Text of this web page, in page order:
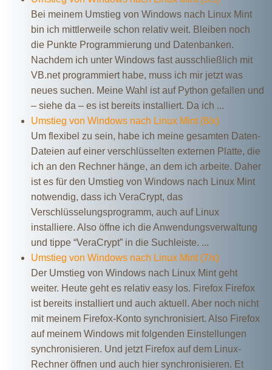
Bei meinem Umstieg von Windows nach Linux Mint
bin ich mittlerweile schon relativ weit. Bleiben noch
die Punkte Programmierung und Datenbanken.
Nachdem ich unter Windows fast ausschließlich mit
VB.net programmiert habe, muss ich mir jetzt was
neues suchen. Meine Wahl ist auf Python gefallen und
– siehe da – es ist bereits installiert. Da ich ...
Umstieg von Windows nach Linux Mint (8/x)
Um flexibel zu sein, habe ich meine gesamten Daten-
Dateien auf einer verschlüsselten externen Platte, die
ich an den Rechner hänge, an dem ich arbeite. Daher
ist es für den Umstieg von Windows nach Linux Mint
notwendig, dass ich VeraCrypt, das
Verschlüsselungsprogramm, auch auf Linux
installiere. Also öffne ich die Anwendungsverwaltung
und tippe “VeraCrypt” in die Suchleiste. ...
Umstieg von Windows nach Linux Mint (7/x)
Der Umstieg von Windows nach Linux Mint geht
weiter. Heute geht es relativ easy los. Firefox Firefox
ist bereits installiert und auch aktuell. Aber noch nicht
mit meinem Firefox-Konto synchronisiert. Also Firefox
auf meinem Windows mit folgenden Einstellungen
synchronisieren. Und jetzt Firefox auf dem Linux-
Rechner öffnen und auch hier synchronisieren. Et